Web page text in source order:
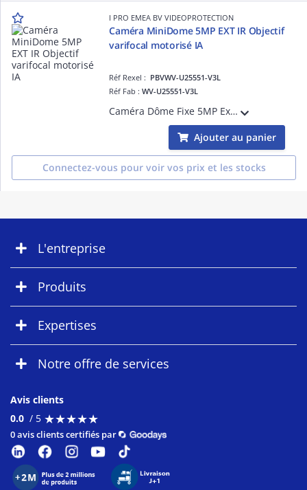
I PRO EMEA BV VIDEOPROTECTION
Caméra MiniDome 5MP EXT IR Objectif
varifocal motorisé IA
Réf Rexel : PBVWV-U25551-V3L
Réf Fab :WV-U25551-V3L
Caméra Dôme Fixe 5MP Extérieure IP66 & IK10 H.265 - 2560x1440 @ 30 ips - LED IR 28m, 0.07 lux couleur, Objectif varifocal motorisé 3.2 à 10.2mm (99 à 28°), avec plateforme ouverte d'intelligence artificielle, Digital Certificates by GlobalS
Ajouter au panier
Connectez-vous pour voir vos prix et les stocks
L'entreprise
Produits
Expertises
Notre offre de services
Avis clients
0.0 / 5 ★★★★★
★★★★★
0 avis clients certifiés par